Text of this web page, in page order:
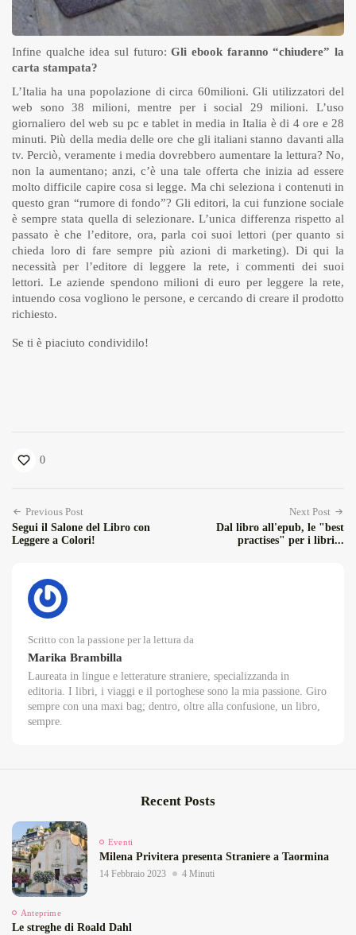
Infine qualche idea sul futuro:Gli ebook faranno “chiudere” la
carta stampata?
L’Italia ha una popolazione di circa 60milioni. Gli utilizzatori del
web sono 38 milioni, mentre per i social 29 milioni. L’uso
giornaliero del web su pc e tablet in media in Italia è di 4 ore e 28
minuti. Più della media delle ore che gli italiani stanno davanti alla
tv. Perciò, veramente i media dovrebbero aumentare la lettura? No,
non la aumentano; anzi, c’è una tale offerta che inizia ad essere
molto difficile capire cosa si legge. Ma chi seleziona i contenuti in
questo gran “rumore di fondo”? Gli editori, la cui funzione sociale
è sempre stata quella di selezionare. L’unica differenza rispetto al
passato è che l’editore, ora, parla coi suoi lettori (per quanto si
chieda loro di fare sempre più azioni di marketing). Di qui la
necessità per l’editore di leggere la rete, i commenti dei suoi
lettori. Le aziende spendono milioni di euro per leggere la rete,
intuendo cosa vogliono le persone, e cercando di creare il prodotto
richiesto.
Se ti è piaciuto condividilo!
0
Previous Post
Segui il Salone del Libro con
Leggere a Colori!
Next Post
Dal libro all'epub, le "best
practises" per i libri...
Scritto con la passione per la lettura da
Marika Brambilla
Laureata in lingue e letterature straniere, specializzanda in
editoria. I libri, i viaggi e il portoghese sono la mia passione. Giro
sempre con una maxi bag; dentro, oltre alla confusione, un libro,
sempre.
Recent Posts
Eventi
Milena Privitera presenta Straniere a Taormina
14 Febbraio 2023 4 Minuti
Anteprime
Le streghe di Roald Dahl